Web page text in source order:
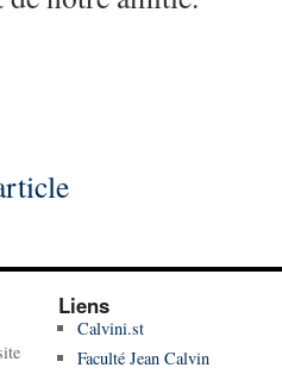
Liens
Calvini.st
Faculté Jean Calvin